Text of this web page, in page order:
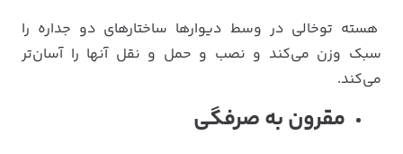
هسته توخالی در وسط دیوارها ساختارهای دو جداره را
سبک وزن می‌کند و نصب و حمل و نقل آنها را آسان‌تر
می‌کند.
مقرون به صرفگی